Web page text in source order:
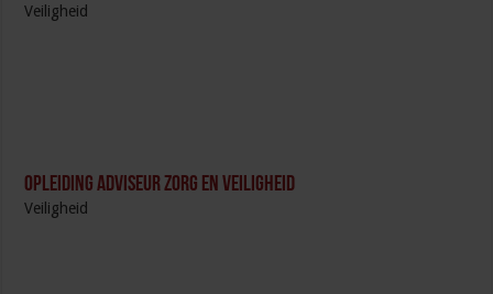
Veiligheid
Opleiding Adviseur zorg en veiligheid
Veiligheid